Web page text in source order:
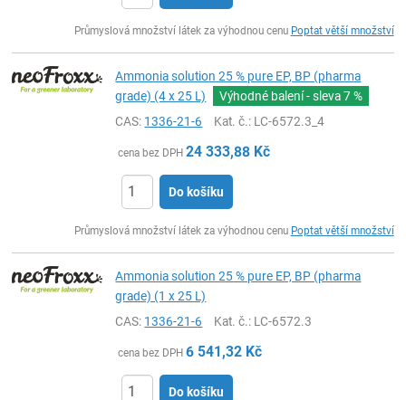
Průmyslová množství látek za výhodnou cenu Poptat větší množství
Ammonia solution 25 % pure EP, BP (pharma
grade) (4 x 25 L)
Výhodné balení - sleva7 %
CAS: 1336-21-6 Kat. č.: LC-6572.3_4
cena bez DPH 24 333,88 Kč
Do košíku
Průmyslová množství látek za výhodnou cenu Poptat větší množství
Ammonia solution 25 % pure EP, BP (pharma
grade) (1 x 25 L)
CAS: 1336-21-6 Kat. č.: LC-6572.3
cena bez DPH 6 541,32 Kč
Do košíku